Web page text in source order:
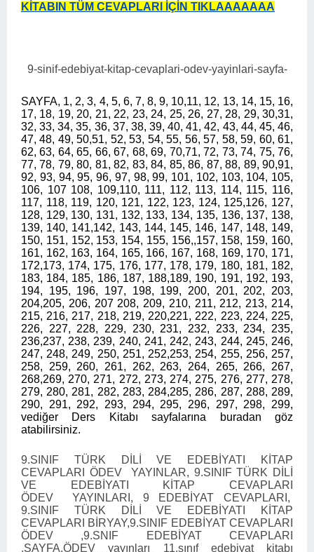
KİTABIN TÜM CEVAPLARI İÇİN TIKLAAAAAAA
9-sinif-edebiyat-kitap-cevaplari-odev-yayinlari-sayfa-
SAYFA, 1, 2, 3, 4, 5, 6, 7, 8, 9, 10,11, 12, 13, 14, 15, 16,
17, 18, 19, 20, 21, 22, 23, 24, 25, 26, 27, 28, 29, 30,31,
32, 33, 34, 35, 36, 37, 38, 39, 40, 41, 42, 43, 44, 45, 46,
47, 48, 49, 50,51, 52, 53, 54, 55, 56, 57, 58, 59, 60, 61,
62, 63, 64, 65, 66, 67, 68, 69, 70,71, 72, 73, 74, 75, 76,
77, 78, 79, 80, 81, 82, 83, 84, 85, 86, 87, 88, 89, 90,91,
92, 93, 94, 95, 96, 97, 98, 99, 101, 102, 103, 104, 105,
106, 107 108, 109,110, 111, 112, 113, 114, 115, 116,
117, 118, 119, 120, 121, 122, 123, 124, 125,126, 127,
128, 129, 130, 131, 132, 133, 134, 135, 136, 137, 138,
139, 140, 141,142, 143, 144, 145, 146, 147, 148, 149,
150, 151, 152, 153, 154, 155, 156,,157, 158, 159, 160,
161, 162, 163, 164, 165, 166, 167, 168, 169, 170, 171,
172,173, 174, 175, 176, 177, 178, 179, 180, 181, 182,
183, 184, 185, 186, 187, 188,189, 190, 191, 192, 193,
194, 195, 196, 197, 198, 199, 200, 201, 202, 203,
204,205, 206, 207 208, 209, 210, 211, 212, 213, 214,
215, 216, 217, 218, 219, 220,221, 222, 223, 224, 225,
226, 227, 228, 229, 230, 231, 232, 233, 234, 235,
236,237, 238, 239, 240, 241, 242, 243, 244, 245, 246,
247, 248, 249, 250, 251, 252,253, 254, 255, 256, 257,
258, 259, 260, 261, 262, 263, 264, 265, 266, 267,
268,269, 270, 271, 272, 273, 274, 275, 276, 277, 278,
279, 280, 281, 282, 283, 284,285, 286, 287, 288, 289,
290, 291, 292, 293, 294, 295, 296, 297, 298, 299,
vediğer Ders Kitabı sayfalarına buradan göz
atabilirsiniz.
9.SINIF TÜRK DİLİ VE EDEBİYATI KİTAP
CEVAPLARI ÖDEV YAYINLAR, 9.SINIF TÜRK DİLİ
VE EDEBİYATI KİTAP CEVAPLARI
ÖDEV YAYINLARI, 9 EDEBİYAT CEVAPLARI,
9.SINIF TÜRK DİLİ VE EDEBİYATI KİTAP
CEVAPLARI BİRYAY,9.SINIF EDEBİYAT CEVAPLARI
ÖDEV ,9.SNIF EDEBİYAT CEVAPLARI
,SAYFA,ÖDEV yayınları 11.sınıf edebiyat kitabı